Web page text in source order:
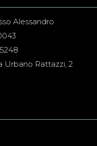
Alessandro
Urbano Rattazzi, 2